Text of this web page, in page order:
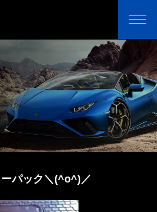
剤の通販
用
パック＼(^o^)／